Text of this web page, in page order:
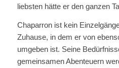
liebsten hätte er den ganzen
Chaparron ist kein
Zuhause, in dem er von
umgeben ist. Seine
gemeinsamen Abenteuern